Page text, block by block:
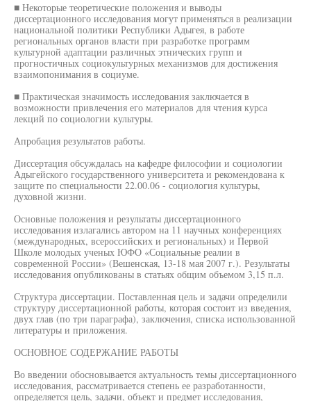
■ Некоторые теоретические положения и выводы
диссертационного исследования могут применяться в реализации
национальной политики Республики Адыгея, в работе
региональных органов власти при разработке программ
культурной адаптации различных этнических групп и
прогностичных социокультурных механизмов для достижения
взаимопонимания в социуме.
■ Практическая значимость исследования заключается в
возможности привлечения его материалов для чтения курса
лекций по социологии культуры.
Апробация результатов работы.
Диссертация обсуждалась на кафедре философии и социологии
Адыгейского государственного университета и рекомендована к
защите по специальности 22.00.06 - социология культуры,
духовной жизни.
Основные положения и результаты диссертационного
исследования излагались автором на 11 научных конференциях
(международных, всероссийских и региональных) и Первой
Школе молодых ученых ЮФО «Социальные реалии в
современной России» (Вешенская, 13-18 мая 2007 г.). Результаты
исследования опубликованы в статьях общим объемом 3,15 п.л.
Структура диссертации. Поставленная цель и задачи определили
структуру диссертационной работы, которая состоит из введения,
двух глав (по три параграфа), заключения, списка использованной
литературы и приложения.
ОСНОВНОЕ СОДЕРЖАНИЕ РАБОТЫ
Во введении обосновывается актуальность темы диссертационного
исследования, рассматривается степень ее разработанности,
определяется цель, задачи, объект и предмет исследования,